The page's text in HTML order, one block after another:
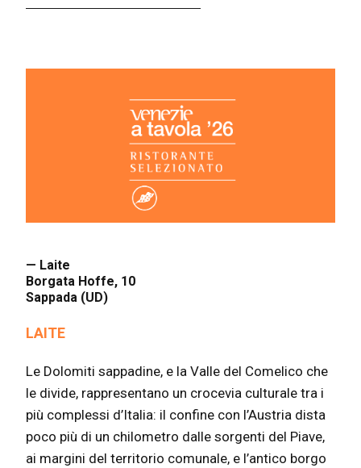
— Laite
Borgata Hoffe, 10
Sappada (UD)
LAITE
Le Dolomiti sappadine, e la Valle del Comelico che
le divide, rappresentano un crocevia culturale tra i
più complessi d’Italia: il confine con l’Austria dista
poco più di un chilometro dalle sorgenti del Piave,
ai margini del territorio comunale, e l’antico borgo